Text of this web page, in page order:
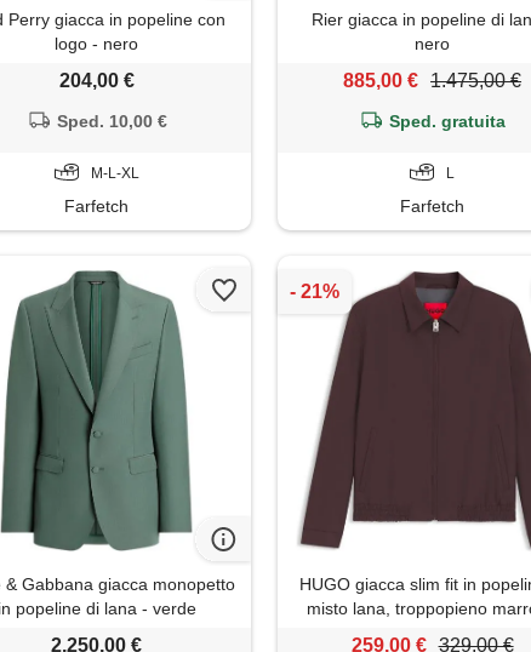
Perry giacca in popeline con
logo - nero
204,00 €
Sped. 10,00 €
M-L-XL
Farfetch
Rier giacca in popeline di
nero
885,00 € 1.475,00 €
Sped. gratuita
L
Farfetch
& Gabbana giacca monopetto
in popeline di lana - verde
2.250,00 €
HUGO giacca slim fit in
misto lana, troppopieno
259,00 € 329,00 €